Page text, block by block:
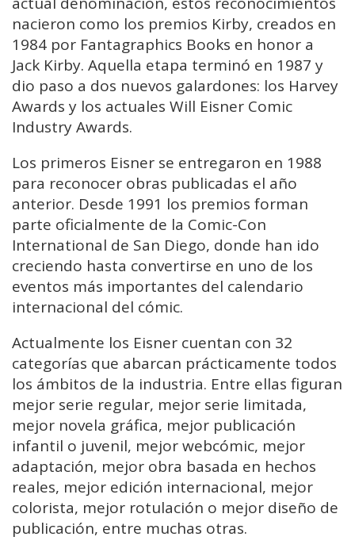
nacieron como los premios Kirby, creados en
1984 por Fantagraphics Books en honor a
Jack Kirby. Aquella etapa terminó en 1987 y
dio paso a dos nuevos galardones: los Harvey
Awards y los actuales Will Eisner Comic
Industry Awards.
Los primeros Eisner se entregaron en 1988
para reconocer obras publicadas el año
anterior. Desde 1991 los premios forman
parte oficialmente de la Comic-Con
International de San Diego, donde han ido
creciendo hasta convertirse en uno de los
eventos más importantes del calendario
internacional del cómic.
Actualmente los Eisner cuentan con 32
categorías que abarcan prácticamente todos
los ámbitos de la industria. Entre ellas figuran
mejor serie regular, mejor serie limitada,
mejor novela gráfica, mejor publicación
infantil o juvenil, mejor webcómic, mejor
adaptación, mejor obra basada en hechos
reales, mejor edición internacional, mejor
colorista, mejor rotulación o mejor diseño de
publicación, entre muchas otras.